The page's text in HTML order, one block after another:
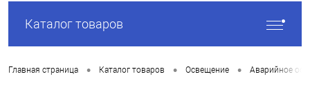
Каталог товаров
Главная страница • Каталог товаров • Освещение • Аварийное